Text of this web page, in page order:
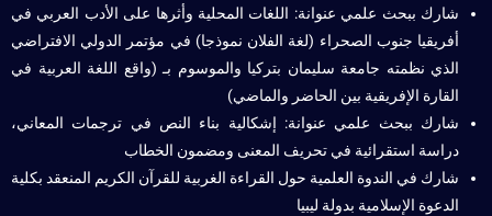
شارك ببحث علمي عنوانة: اللغات المحلية وأثرها على الأدب العربي في
أفريقيا جنوب الصحراء (لغة الفلان نموذجا) في مؤتمر الدولي الافتراضي
الذي نظمته جامعة سليمان بتركيا والموسوم بـ (واقع اللغة العربية في
القارة الإفريقية بين الحاضر والماضي)
شارك ببحث علمي عنوانة: إشكالية بناء النص في ترجمات المعاني،
دراسة استقرائية في تحريف المعنى ومضمون الخطاب
شارك في الندوة العلمية حول القراءة الغربية للقرآن الكريم المنعقد بكلية
الدعوة الإسلامية بدولة ليبيا